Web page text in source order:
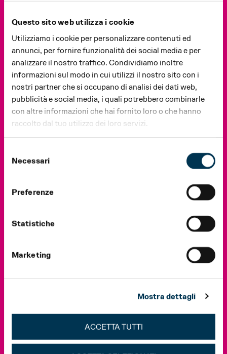
Questo sito web utilizza i cookie
Utilizziamo i cookie per personalizzare contenuti ed
annunci, per fornire funzionalità dei social media e per
analizzare il nostro traffico. Condividiamo inoltre
informazioni sul modo in cui utilizzi il nostro sito con i
nostri partner che si occupano di analisi dei dati web,
pubblicità e social media, i quali potrebbero combinarle
con altre informazioni che hai fornito loro o che hanno
raccolto dal tuo utilizzo dei loro servizi.
delNecessari
Preferenze
Statistiche
Marketing
Mostra dettagli
ACCETTA TUTTI